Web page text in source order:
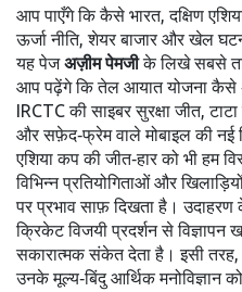
आप पाएँगे कि कैसे भारत,दक्षिण
ऊर्जा नीति, शेयर बाजार और खेल
यह पेजअज़ीम पेमजीके लिखे सबसे
आप पढ़ेंगे कि तेल आयात योजना कैसे
IRCTC की साइबर सुरक्षा जीत, टाटा
और सफ़ेद‑फ्रेम वाले मोबाइल की
एशिया कप की जीत‑हार को भी हम
विभिन्न प्रतियोगिताओं और
पर प्रभाव साफ़ दिखता है।
क्रिकेट विजयी प्रदर्शन से विज्ञापन
सकारात्मक संकेत देता है। इसी तरह,
उनके मूल्य‑बिंदु आर्थिक मनोविज्ञान